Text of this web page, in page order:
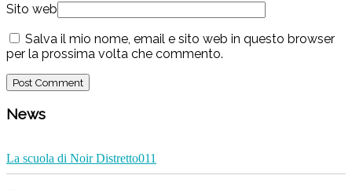
Sito web
Salva il mio nome, email e sito web in questo browser
per la prossima volta che commento.
News
La scuola di Noir Distretto011